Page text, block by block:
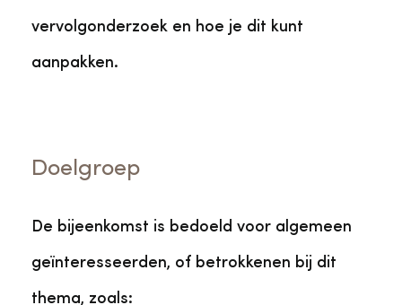
vervolgonderzoek en hoe je dit kunt
aanpakken.
Doelgroep
De bijeenkomst is bedoeld voor algemeen
geïnteresseerden, of betrokkenen bij dit
thema, zoals: